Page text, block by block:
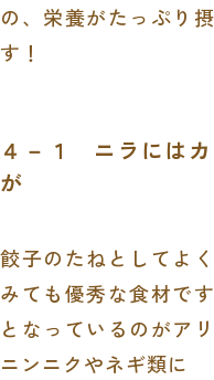
の、栄養がたっぷり
す！
４－１ ニラには
が
餃子のたねとしてよ
みても優秀な食材で
となっているのがア
ニンニクやネギ類に